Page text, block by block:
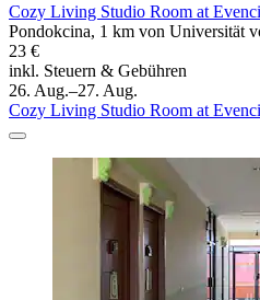
Cozy Living Studio Room at
Pondokcina, 1 km von Universität
23 €
inkl. Steuern & Gebühren
26. Aug.–27. Aug.
Cozy Living Studio Room at